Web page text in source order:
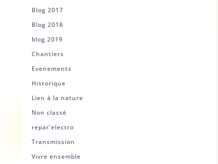
Blog 2017
Blog 2018
blog 2019
Chantiers
Evenements
Historique
Lien à la nature
Non classé
repar'electro
Transmission
Vivre ensemble